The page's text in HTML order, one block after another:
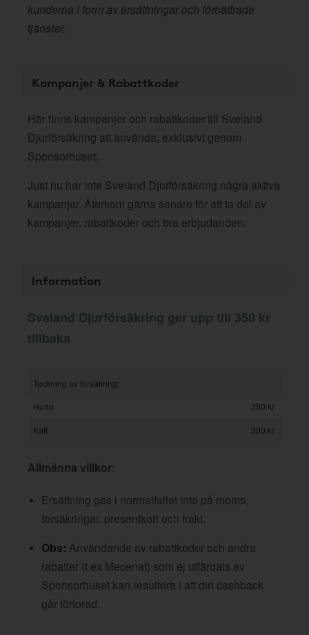
kunderna i form av ersättningar och förbättrade
tjänster.
Kampanjer & Rabattkoder
Här finns kampanjer och rabattkoder till Sveland
Djurförsäkring att använda, exklusivt genom
Sponsorhuset.
Just nu har inte Sveland Djurförsäkring några aktiva
kampanjer. Återkom gärna senare för att ta del av
kampanjer, rabattkoder och bra erbjudanden.
Information
Sveland Djurförsäkring ger upp till 350 kr
tillbaka
Teckning av försäkring:
Hund
350 kr
Katt
300 kr
Allmänna villkor:
Ersättning ges i normalfallet inte på moms,
försäkringar, presentkort och frakt.
Obs: Användande av rabattkoder och andra
rabatter (t ex Mecenat) som ej utfärdats av
Sponsorhuset kan resultera i att din cashback
går förlorad.